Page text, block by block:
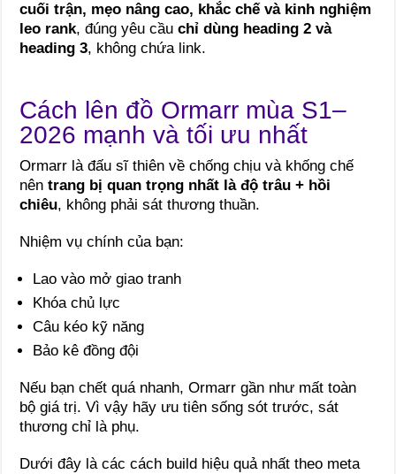
cuối trận, mẹo nâng cao, khắc chế và kinh nghiệm
leo rank, đúng yêu cầuchỉ dùng heading 2 và
heading 3, không chứa link.
Cách lên đồ Ormarr mùa S1–
2026 mạnh và tối ưu nhất
Ormarr là đấu sĩ thiên về chống chịu và khống chế
nêntrang bị quan trọng nhất là độ trâu + hồi
chiêu, không phải sát thương thuần.
Nhiệm vụ chính của bạn:
Lao vào mở giao tranh
Khóa chủ lực
Câu kéo kỹ năng
Bảo kê đồng đội
Nếu bạn chết quá nhanh, Ormarr gần như mất toàn
bộ giá trị. Vì vậy hãy ưu tiên sống sót trước, sát
thương chỉ là phụ.
Dưới đây là các cách build hiệu quả nhất theo meta